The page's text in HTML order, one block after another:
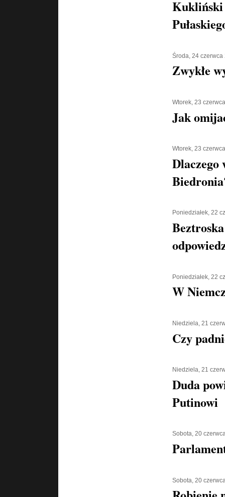
Kukliński
Środa, 24 czerwca
Zwykłe
Wtorek, 23
Jak
Wtorek, 23
Dlaczego
Poniedziałek, 22
Poniedziałek, 22
W
Niedziela, 21
Czy
Niedziela, 21
Duda
Putinowi
Sobota, 20
Sobota, 20